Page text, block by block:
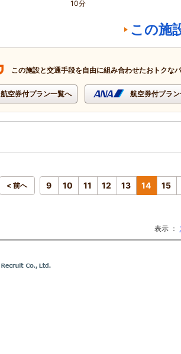
10分
この施
この施設と交通手段を自由に組み合わせたおトクな
航空券付プラン一覧へ 航空券付プラ
< 前へ 9 10 11 12 13 14 15
表示 ：